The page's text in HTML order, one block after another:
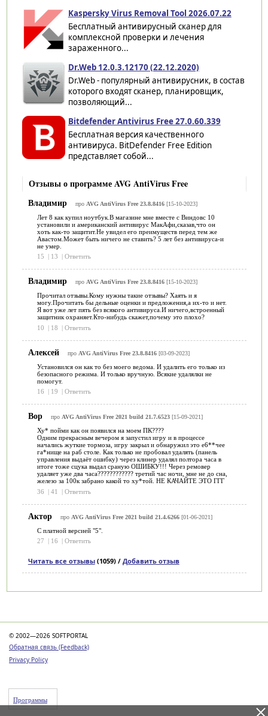
Kaspersky Virus Removal Tool 2026.07.22
Бесплатный антивирусный сканер для
комплексной проверки и лечения
зараженного...
Dr.Web 12.0.3.12170 (22.12.2020)
Dr.Web - популярный антивирусник, в состав
которого входят сканер, планировщик,
позволяющий...
Bitdefender Antivirus Free 27.0.60.339
Бесплатная версия качественного
антивируса. BitDefender Free Edition
представляет собой...
Отзывы о программе AVG AntiVirus Free
Владимир
про AVG AntiVirus Free 23.8.8416[15-10-2023]
Лет 8 как купил ноутбук.В магазине мне вместе с Виндовс 10
установили и американский антивирус МакАфи,сказав,что он
хоть как-то защитит.Не увидел его преимуществ перед тем же
Авастом.Может быть ничего не ставить? 5 лет без антивируса-и
не умер.
15
13 Ответить
Владимир про AVG AntiVirus Free 23.8.8416[15-10-2023]
Прочитал отзывы.Кому нужны такие отзывы? Хаять и я
могу.Прочитать бы дельные оценки и предложения,а их-то и нет.
Я вот уже лет пять без всякого антивируса.И ничего,встроенный
защитник охраняет.Кто-нибудь скажет,почему это плохо?
10
| 18 | Ответить
Алексей про AVG AntiVirus Free 23.8.8416[03-09-2023]
Установился он как то без моего ведома. И удалить его только из
безопасного режима. И только вручную. Всякие удалялки не
помогут.
16
19 Ответить
Вор про AVG AntiVirus Free 2021 build 21.7.6523[15-09-2021]
Ху* пойми как он появился на моем ПК????
Одним прекрасным вечером я запустил игру и в процессе
начались жуткие тормоза, игру закрыл и обнаружил это е6**чее
га*нище на раб столе. Как только не пробовал удалять (панель
управления выдаёт ошибку) через клинер удалял полтора часа в
итоге тоже сцука выдал сраную ОШИБКУ!!! Через ремовер
удаляет уже два часа???????????? третий час ночи, мне не до сна,
железо за 100к забрано какой то ху*той. НЕ КАЧАЙТЕ ЭТО ГГГ
36
| 41 | Ответить
Актор про AVG AntiVirus Free 2021 build 21.4.6266[01-06-2021]
С платной версией "5".
27
16 Ответить
Читать все отзывы(1059) / Добавить отзыв
© 2002—2026 SOFTPORTAL
Обратная связь (Feedback)
Privacy Policy
Программы